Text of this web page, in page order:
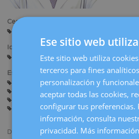
Centros:
Idiomas:
Castellano
Catalán Inglés
Francés
Especialidades:
Cirugía Ginecológica
Endometriosis
Miomas, quistes de ovario y
Suelo Pélvico (Uroginecología)
Director del Curso on line de Formación
Ese sitio web
Este sitio web utiliza
terceros para fines
personalización y
aceptar todas las cookies,
configurar tus preferencias.
información, consulta
privacidad. Más información